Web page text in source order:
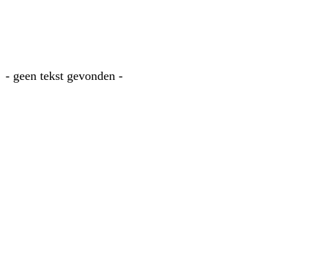
- geen tekst gevonden -